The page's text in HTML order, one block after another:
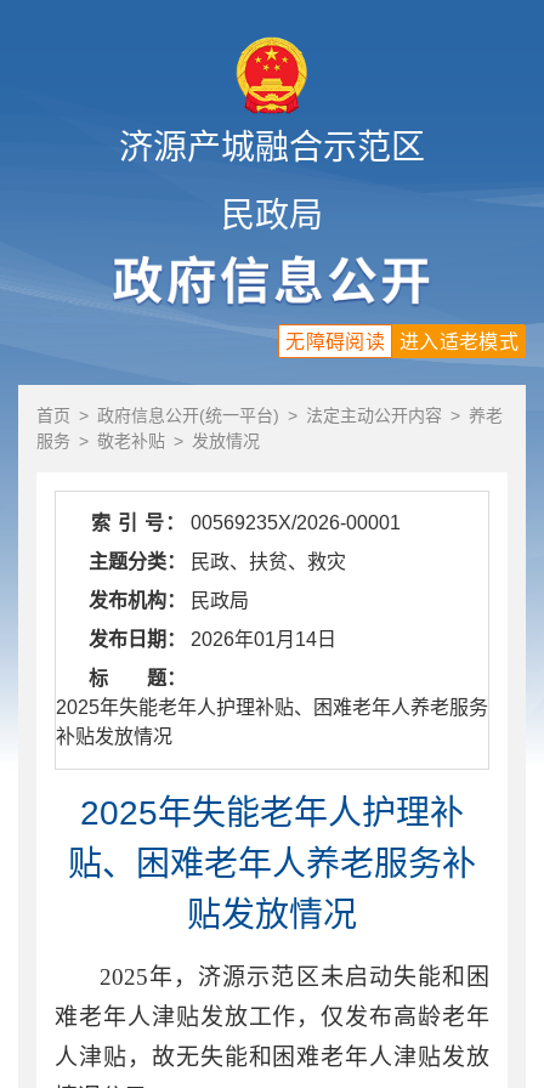
济源产城融合示范区
民政局
进入适老模式
无障碍阅读
首页 > 政府信息公开(统一平台) > 法定主动公开内容 > 养老
服务 > 敬老补贴 > 发放情况
索 引 号：
00569235X/2026-00001
主题分类：
民政、扶贫、救灾
发布机构：
民政局
发布日期：
2026年01月14日
标 题：
​ 2025年失能老年人护理补贴、困难老年人养老服务
补贴发放情况
2025年失能老年人护理补
贴、困难老年人养老服务补
贴发放情况
2025年，济源示范区未启动失能和困
难老年人津贴发放工作，仅发布高龄老年
人津贴，故无失能和困难老年人津贴发放